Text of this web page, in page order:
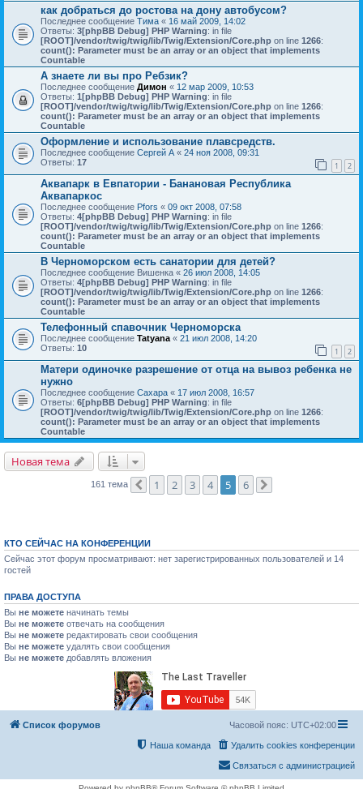
как добраться до ростова на дону автобусом?
Последнее сообщение Тима « 16 май 2009, 14:02
Ответы: 3[phpBB Debug] PHP Warning: in file
[ROOT]/vendor/twig/twig/lib/Twig/Extension/Core.php on line 1266:
count(): Parameter must be an array or an object that implements
Countable
А знаете ли вы про Ребзик?
Последнее сообщение Димон « 12 мар 2009, 10:53
Ответы: 1[phpBB Debug] PHP Warning: in file
[ROOT]/vendor/twig/twig/lib/Twig/Extension/Core.php on line 1266:
count(): Parameter must be an array or an object that implements
Countable
Оформление и использование плавсредств.
Последнее сообщение Сергей А « 24 ноя 2008, 09:31
Ответы: 17 1 2
Аквапарк в Евпатории - Банановая Республика
Аквапаркос
Последнее сообщение Pfors « 09 окт 2008, 07:58
Ответы: 4[phpBB Debug] PHP Warning: in file
[ROOT]/vendor/twig/twig/lib/Twig/Extension/Core.php on line 1266:
count(): Parameter must be an array or an object that implements
Countable
В Черноморском есть санатории для детей?
Последнее сообщение Вишенка « 26 июл 2008, 14:05
Ответы: 4[phpBB Debug] PHP Warning: in file
[ROOT]/vendor/twig/twig/lib/Twig/Extension/Core.php on line 1266:
count(): Parameter must be an array or an object that implements
Countable
Телефонный спавочник Черноморска
Последнее сообщение Tatyana « 21 июл 2008, 14:20
Ответы: 10 1 2
Матери одиночке разрешение от отца на вывоз ребенка не
нужно
Последнее сообщение Сахара « 17 июл 2008, 16:57
Ответы: 6[phpBB Debug] PHP Warning: in file
[ROOT]/vendor/twig/twig/lib/Twig/Extension/Core.php on line 1266:
count(): Parameter must be an array or an object that implements
Countable
Новая тема
161 тема Пред.
1 2 3 4 5 6
КТО СЕЙЧАС НА КОНФЕРЕНЦИИ
Сейчас этот форум просматривают: нет зарегистрированных пользователей и 14
гостей
ПРАВА ДОСТУПА
Вы не можете начинать темы
Вы не можете отвечать на сообщения
Вы не можете редактировать свои сообщения
Вы не можете удалять свои сообщения
Вы не можете добавлять вложения
Список форумов Часовой пояс: UTC+02:00
Удалить cookies конференции
Наша команда
Связаться с администрацией